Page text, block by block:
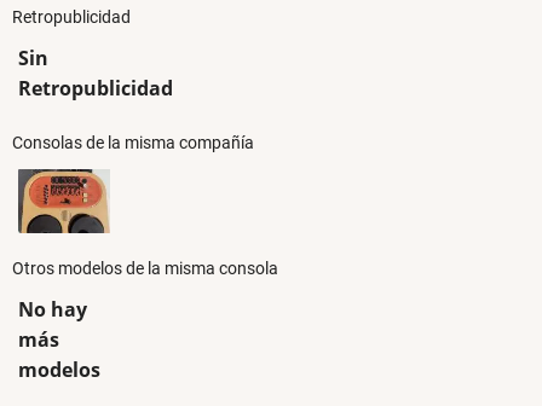
Retropublicidad
Sin
Retropublicidad
Consolas de la misma compañía
Otros modelos de la misma consola
No hay
más
modelos